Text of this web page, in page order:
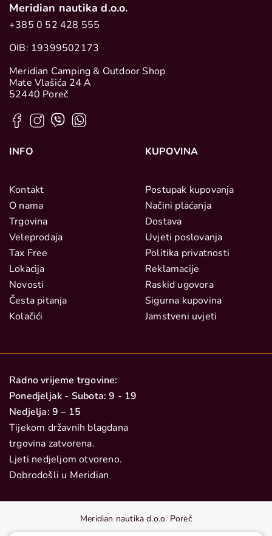
Meridian nautika d.o.o.
+385 0 52 428 555
OIB: 19399502173
Meridian Camping & Outdoor Shop
Mate Vlašića 24 A
52440 Poreč
INFO
Kontakt
O nama
Trgovina
Veleprodaja
Tax Free
Lokacija
Novosti
Česta pitanja
Kolačići
KUPOVINA
Postupak kupovanja
Načini plaćanja
Dostava
Uvjeti poslovanja
Politika privatnosti
Reklamacije
Raskid ugovora
Sigurna kupovina
Jamstveni uvjeti
Radno vrijeme trgovine:
Ponedjeljak - Subota: 9 - 19
Nedjelja: 9 – 15
Tijekom državnih blagdana
trgovina zatvorena.
Ljeti nedjeljom otvoreno.
Dobrodošli u Meridian
Meridian nautika d.o.o. Poreč